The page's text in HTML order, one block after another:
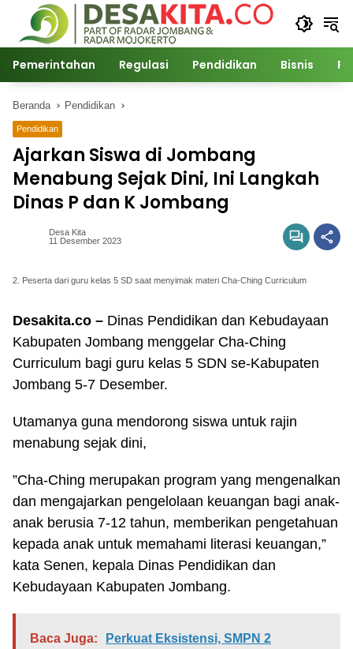
Langsung
konten
Pemerintahan Regulasi Pendidikan Bisnis
Beranda Pendidikan
Pendidikan
Ajarkan Siswa di Jombang
Menabung Sejak Dini, Ini Langkah
Dinas P dan K Jombang
Desa Kita
11 Desember 2023
2. Peserta dari guru kelas 5 SD saat menyimak materi Cha-Ching Curriculum
Desakita.co – Dinas Pendidikan dan Kebudayaan
Kabupaten Jombang menggelar Cha-Ching
Curriculum bagi guru kelas 5 SDN se-Kabupaten
Jombang 5-7 Desember.
Utamanya guna mendorong siswa untuk rajin
menabung sejak dini,
”Cha-Ching merupakan program yang mengenalkan
dan mengajarkan pengelolaan keuangan bagi anak-
anak berusia 7-12 tahun, memberikan pengetahuan
kepada anak untuk memahami literasi keuangan,”
kata Senen, kepala Dinas Pendidikan dan
Kebudayaan Kabupaten Jombang.
Baca Juga:
Perkuat Eksistensi, SMPN 2